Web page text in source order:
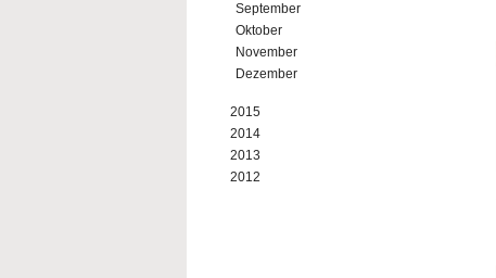
September
Oktober
November
Dezember
2015
2014
2013
2012